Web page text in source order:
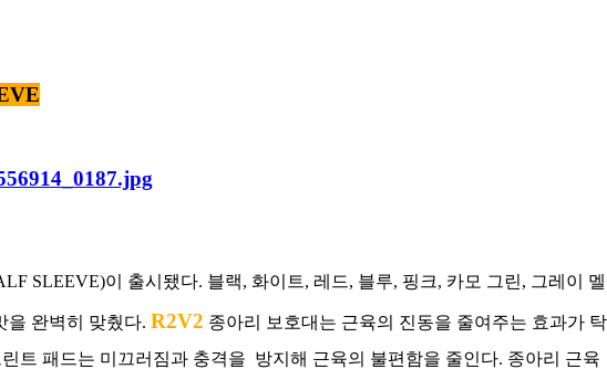
SLEEVE)이 출시됐다. 블랙, 화이트, 레드, 블루, 핑크, 카모 그린, 그레이 멜
을 완벽히 맞췄다. R2V2 종아리 보호대는 근육의 진동을 줄여주는 효과가 탁
트 패드는 미끄러짐과 충격을 방지해 근육의 불편함을 줄인다. 종아리 근육